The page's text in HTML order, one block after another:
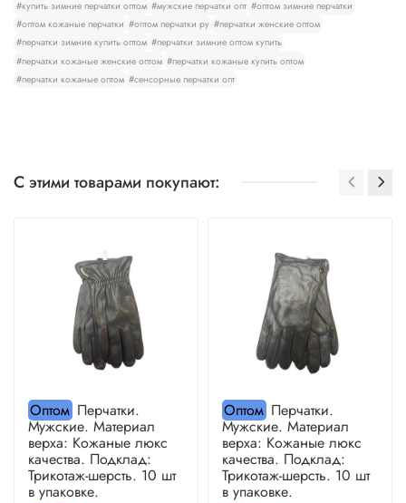
#купить зимние перчатки оптом #мужские перчатки опт #оптом зимние перчатки
#оптом кожаные перчатки #оптом перчатки ру #перчатки женские оптом
#перчатки зимние купить оптом #перчатки зимние оптом купить
#перчатки кожаные женские оптом #перчатки кожаные купить оптом
#перчатки кожаные оптом #сенсорные перчатки опт
С этими товарами покупают:
ОптомПерчатки.
Мужские. Материал
верха: Кожаные люкс
качества. Подклад:
Трикотаж-шерсть. 10 шт
в упаковке.
ОптомПерчатки.
Мужские. Материал
верха: Кожаные люкс
качества. Подклад:
Трикотаж-шерсть. 10 шт
в упаковке.